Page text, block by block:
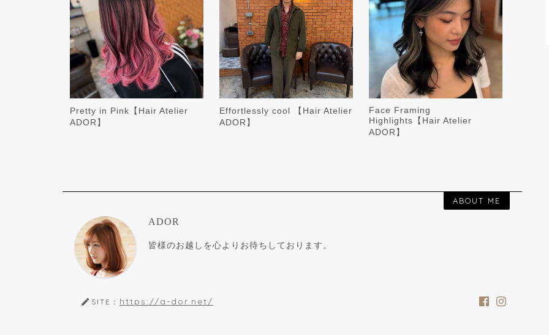
Pretty in Pink【Hair Atelier
ADOR】
Effortlessly cool 【Hair Atelier
ADOR】
Face Framing
Highlights【Hair Atelier
ADOR】
ABOUT ME
ADOR
皆様のお越しを心よりお待ちしております。
SITE： https://a-dor.net/